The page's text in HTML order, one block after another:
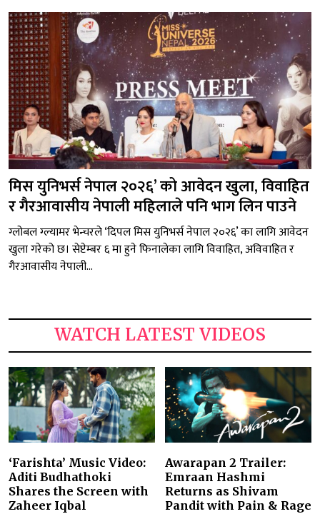
मिस युनिभर्स नेपाल २०२६’ को आवेदन खुला, विवाहित
र गैरआवासीय नेपाली महिलाले पनि भाग लिन पाउने
ग्लोबल ग्ल्यामर भेन्चरले ‘दिपल मिस युनिभर्स नेपाल २०२६’ का लागि आवेदन
खुला गरेको छ। सेप्टेम्बर ६ मा हुने फिनालेका लागि विवाहित, अविवाहित र
गैरआवासीय नेपाली...
WATCH LATEST VIDEOS
‘Farishta’ Music Video:
Aditi Budhathoki
Shares the Screen with
Zaheer Iqbal
Awarapan 2 Trailer:
Emraan Hashmi
Returns as Shivam
Pandit with Pain & Rage